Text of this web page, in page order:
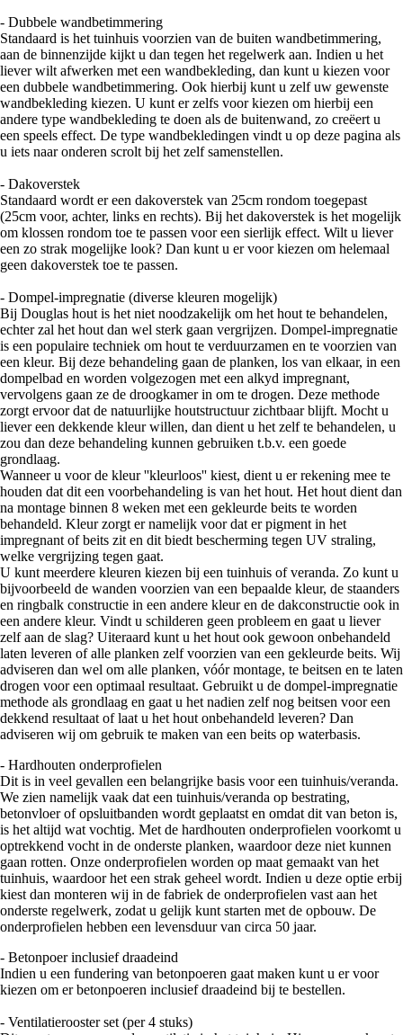
- Dubbele wandbetimmering
Standaard is het tuinhuis voorzien van de buiten wandbetimmering,
aan de binnenzijde kijkt u dan tegen het regelwerk aan. Indien u het
liever wilt afwerken met een wandbekleding, dan kunt u kiezen voor
een dubbele wandbetimmering. Ook hierbij kunt u zelf uw gewenste
wandbekleding kiezen. U kunt er zelfs voor kiezen om hierbij een
andere type wandbekleding te doen als de buitenwand, zo creëert u
een speels effect. De type wandbekledingen vindt u op deze pagina als
u iets naar onderen scrolt bij het zelf samenstellen.
- Dakoverstek
Standaard wordt er een dakoverstek van 25cm rondom toegepast
(25cm voor, achter, links en rechts). Bij het dakoverstek is het mogelijk
om klossen rondom toe te passen voor een sierlijk effect. Wilt u liever
een zo strak mogelijke look? Dan kunt u er voor kiezen om helemaal
geen dakoverstek toe te passen.
- Dompel-impregnatie (diverse kleuren mogelijk)
Bij Douglas hout is het niet noodzakelijk om het hout te behandelen,
echter zal het hout dan wel sterk gaan vergrijzen. Dompel-impregnatie
is een populaire techniek om hout te verduurzamen en te voorzien van
een kleur. Bij deze behandeling gaan de planken, los van elkaar, in een
dompelbad en worden volgezogen met een alkyd impregnant,
vervolgens gaan ze de droogkamer in om te drogen. Deze methode
zorgt ervoor dat de natuurlijke houtstructuur zichtbaar blijft. Mocht u
liever een dekkende kleur willen, dan dient u het zelf te behandelen, u
zou dan deze behandeling kunnen gebruiken t.b.v. een goede
grondlaag.
Wanneer u voor de kleur ''kleurloos'' kiest, dient u er rekening mee te
houden dat dit een voorbehandeling is van het hout. Het hout dient dan
na montage binnen 8 weken met een gekleurde beits te worden
behandeld. Kleur zorgt er namelijk voor dat er pigment in het
impregnant of beits zit en dit biedt bescherming tegen UV straling,
welke vergrijzing tegen gaat.
U kunt meerdere kleuren kiezen bij een tuinhuis of veranda. Zo kunt u
bijvoorbeeld de wanden voorzien van een bepaalde kleur, de staanders
en ringbalk constructie in een andere kleur en de dakconstructie ook in
een andere kleur. Vindt u schilderen geen probleem en gaat u liever
zelf aan de slag? Uiteraard kunt u het hout ook gewoon onbehandeld
laten leveren of alle planken zelf voorzien van een gekleurde beits. Wij
adviseren dan wel om alle planken, vóór montage, te beitsen en te laten
drogen voor een optimaal resultaat. Gebruikt u de dompel-impregnatie
methode als grondlaag en gaat u het nadien zelf nog beitsen voor een
dekkend resultaat of laat u het hout onbehandeld leveren? Dan
adviseren wij om gebruik te maken van een beits op waterbasis.
- Hardhouten onderprofielen
Dit is in veel gevallen een belangrijke basis voor een tuinhuis/veranda.
We zien namelijk vaak dat een tuinhuis/veranda op bestrating,
betonvloer of opsluitbanden wordt geplaatst en omdat dit van beton is,
is het altijd wat vochtig. Met de hardhouten onderprofielen voorkomt u
optrekkend vocht in de onderste planken, waardoor deze niet kunnen
gaan rotten. Onze onderprofielen worden op maat gemaakt van het
tuinhuis, waardoor het een strak geheel wordt. Indien u deze optie erbij
kiest dan monteren wij in de fabriek de onderprofielen vast aan het
onderste regelwerk, zodat u gelijk kunt starten met de opbouw. De
onderprofielen hebben een levensduur van circa 50 jaar.
- Betonpoer inclusief draadeind
Indien u een fundering van betonpoeren gaat maken kunt u er voor
kiezen om er betonpoeren inclusief draadeind bij te bestellen.
- Ventilatierooster set (per 4 stuks)